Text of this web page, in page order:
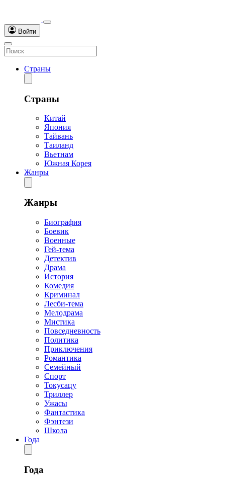
Войти
Страны
Страны
Китай
Япония
Тайвань
Таиланд
Вьетнам
Южная Корея
Жанры
Жанры
Биография
Боевик
Военные
Гей-тема
Детектив
Драма
История
Комедия
Криминал
Лесби-тема
Мелодрама
Мистика
Повседневность
Политика
Приключения
Романтика
Семейный
Спорт
Токусацу
Триллер
Ужасы
Фантастика
Фэнтези
Школа
Года
Года